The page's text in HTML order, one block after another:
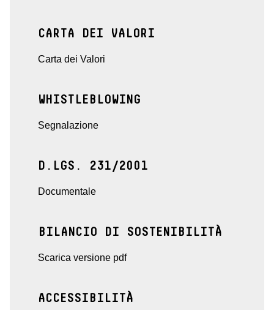
CARTA DEI VALORI
Carta dei Valori
WHISTLEBLOWING
Segnalazione
D.LGS. 231/2001
Documentale
BILANCIO DI SOSTENIBILITÀ
Scarica versione pdf
ACCESSIBILITÀ